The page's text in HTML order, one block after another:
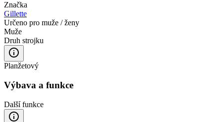
Značka
Gillette
Určeno pro muže / ženy
Muže
Druh strojku
Planžetový
Výbava a funkce
Další funkce